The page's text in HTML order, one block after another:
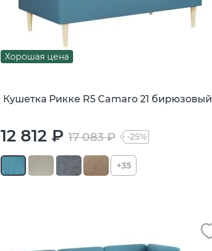
Хорошая цена
Кушетка Рикке R5 Camaro 21 бирюзовый
12 812 ₽ 17 083 ₽ -25%
+35